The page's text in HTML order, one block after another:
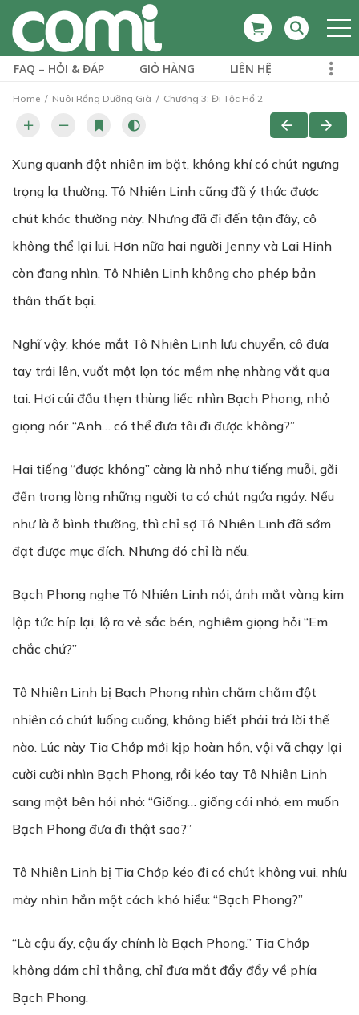
FAQ – HỎI & ĐÁP GIỎ HÀNG LIÊN HỆ
Home Nuôi Rồng Dưỡng Già Chương 3: Đi Tộc Hổ 2
Xung quanh đột nhiên im bặt, không khí có chút ngưng
trọng lạ thường. Tô Nhiên Linh cũng đã ý thức được
chút khác thường này. Nhưng đã đi đến tận đây, cô
không thể lại lui. Hơn nữa hai người Jenny và Lai Hinh
còn đang nhìn, Tô Nhiên Linh không cho phép bản
thân thất bại.
Nghĩ vậy, khóe mắt Tô Nhiên Linh lưu chuyển, cô đưa
tay trái lên, vuốt một lọn tóc mềm nhẹ nhàng vắt qua
tai. Hơi cúi đầu thẹn thùng liếc nhìn Bạch Phong, nhỏ
giọng nói: “Anh… có thể đưa tôi đi được không?”
Hai tiếng “được không” càng là nhỏ như tiếng muỗi, gãi
đến trong lòng những người ta có chút ngứa ngáy. Nếu
như là ở bình thường, thì chỉ sợ Tô Nhiên Linh đã sớm
đạt được mục đích. Nhưng đó chỉ là nếu.
Bạch Phong nghe Tô Nhiên Linh nói, ánh mắt vàng kim
lập tức híp lại, lộ ra vẻ sắc bén, nghiêm giọng hỏi “Em
chắc chứ?”
Tô Nhiên Linh bị Bạch Phong nhìn chằm chằm đột
nhiên có chút luống cuống, không biết phải trả lời thế
nào. Lúc này Tia Chớp mới kịp hoàn hồn, vội vã chạy lại
cười cười nhìn Bạch Phong, rồi kéo tay Tô Nhiên Linh
sang một bên hỏi nhỏ: “Giống… giống cái nhỏ, em muốn
Bạch Phong đưa đi thật sao?”
Tô Nhiên Linh bị Tia Chớp kéo đi có chút không vui, nhíu
mày nhìn hắn một cách khó hiểu: “Bạch Phong?”
“Là cậu ấy, cậu ấy chính là Bạch Phong.” Tia Chớp
không dám chỉ thẳng, chỉ đưa mắt đẩy đẩy về phía
Bạch Phong.